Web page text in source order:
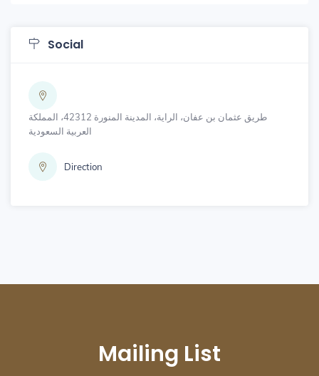
Social
طريق عثمان بن عفان، الراية، المدينة المنورة 42312، المملكة
العربية السعودية
Direction
Mailing List